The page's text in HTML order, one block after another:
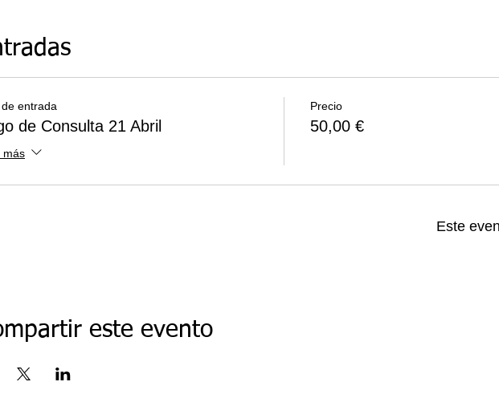
entrada
de Consulta 21 Abril
más
Precio
50,00 €
Este
este evento